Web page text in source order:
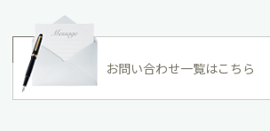
お問い合わせ一覧はこちら